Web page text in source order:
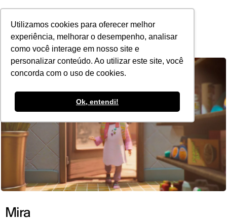
Utilizamos cookies para oferecer melhor
experiência, melhorar o desempenho, analisar
como você interage em nosso site e
personalizar conteúdo. Ao utilizar este site, você
concorda com o uso de cookies.
Ok, entendi!
POR
Mira